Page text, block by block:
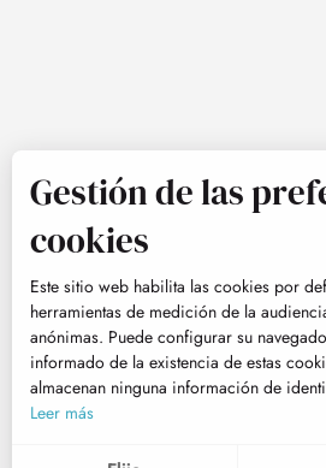
Gestión de las
cookies
Este sitio web habilita las cookies por
herramientas de medición de la
anónimas. Puede configurar su
informado de la existencia de estas
almacenan ninguna información de
Leer más